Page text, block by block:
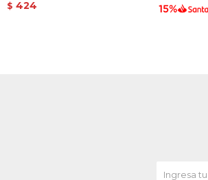
$ 424